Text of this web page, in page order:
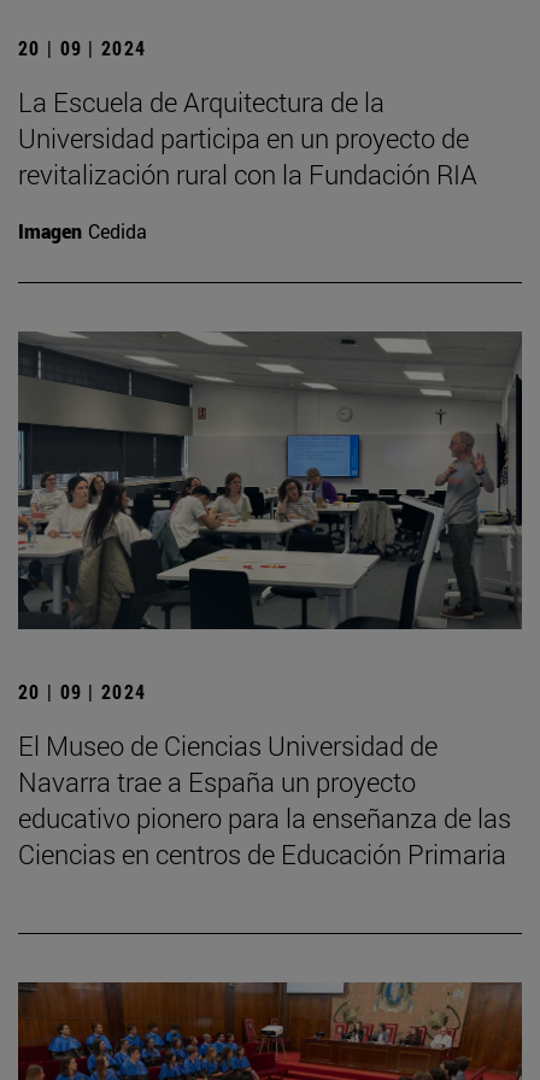
20 | 09 | 2024
La Escuela de Arquitectura de la
Universidad participa en un proyecto de
revitalización rural con la Fundación RIA
Imagen Cedida
20 | 09 | 2024
El Museo de Ciencias Universidad de
Navarra trae a España un proyecto
educativo pionero para la enseñanza de las
Ciencias en centros de Educación Primaria